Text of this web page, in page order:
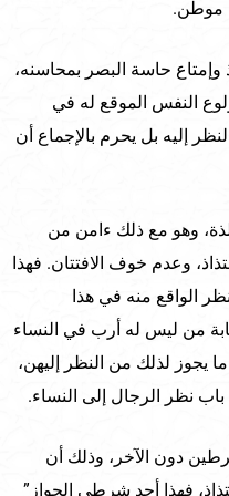
موطن.
وإمتاع حاسة البصر بمحاسنه،
النفس الموقع له في
إليه بل يحرم بالإجماع أن
وهو مع ذلك ءامن من
وعدم خوف الافتتان. فهذا
الواقع منه في هذا
من ليس له أرب في النساء
يجوز لذلك من النظر إليهن،
نظر الرجال إلى النساء.
دون الآخر، وذلك أن
فهذا أحد شرطي الجواز”